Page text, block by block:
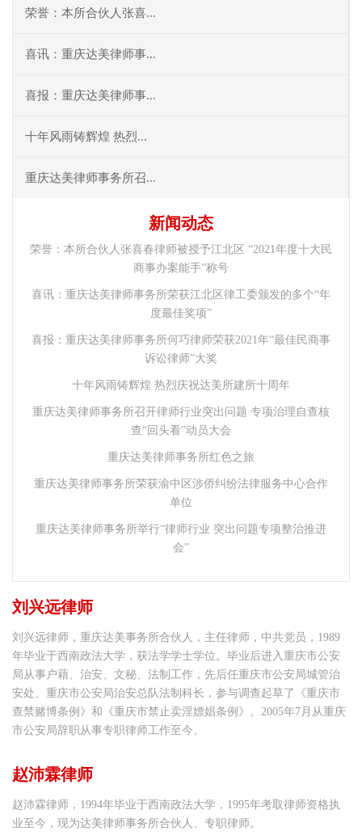
荣誉：本所合伙人张喜...
喜讯：重庆达美律师事...
喜报：重庆达美律师事...
十年风雨铸辉煌 热烈...
重庆达美律师事务所召...
新闻动态
荣誉：本所合伙人张喜春律师被授予江北区 “2021年度十大民
商事办案能手”称号
喜讯：重庆达美律师事务所荣获江北区律工委颁发的多个“年
度最佳奖项”
喜报：重庆达美律师事务所何巧律师荣获2021年“最佳民商事
诉讼律师”大奖
十年风雨铸辉煌 热烈庆祝达美所建所十周年
重庆达美律师事务所召开律师行业突出问题 专项治理自查核
查“回头看”动员大会
重庆达美律师事务所红色之旅
重庆达美律师事务所荣获渝中区涉侨纠纷法律服务中心合作
单位
重庆达美律师事务所举行“律师行业 突出问题专项整治推进
会”
刘兴远律师
刘兴远律师，重庆达美事务所合伙人，主任律师，中共党员，1989
年毕业于西南政法大学，获法学学士学位。毕业后进入重庆市公安
局从事户藉、治安、文秘、法制工作，先后任重庆市公安局城管治
安处、重庆市公安局治安总队法制科长，参与调查起草了《重庆市
查禁赌博条例》和《重庆市禁止卖淫嫖娼条例》。2005年7月从重庆
市公安局辞职从事专职律师工作至今。
赵沛霖律师
赵沛霖律师，1994年毕业于西南政法大学，1995年考取律师资格执
业至今，现为达美律师事务所合伙人、专职律师。